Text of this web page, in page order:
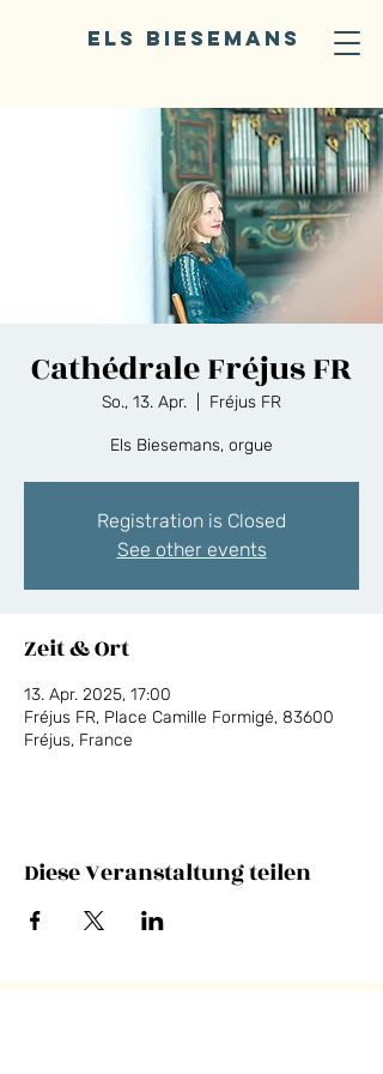
ELS BIESEMANS
Cathédrale Fréjus FR
So., 13. Apr. Fréjus FR
Els Biesemans, orgue
Registration is Closed
See other events
Zeit & Ort
13. Apr. 2025, 17:00
Fréjus FR, Place Camille Formigé, 83600
Fréjus, France
Diese Veranstaltung teilen